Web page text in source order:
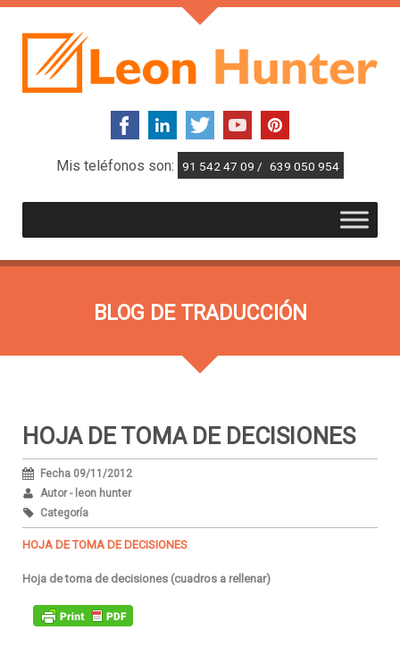
Mis teléfonos son: 91 542 47 09 / 639 050 954
BLOG DE TRADUCCIÓN
HOJA DE TOMA DE DECISIONES
Fecha 09/11/2012
Autor - leon hunter
Categoría
HOJA DE TOMA DE DECISIONES
Hoja de toma de decisiones (cuadros a rellenar)